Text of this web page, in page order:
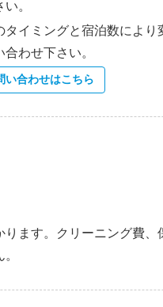
。
タイミングと宿泊数により
わせ下さい。
い合わせはこちら
ります。クリーニング費、